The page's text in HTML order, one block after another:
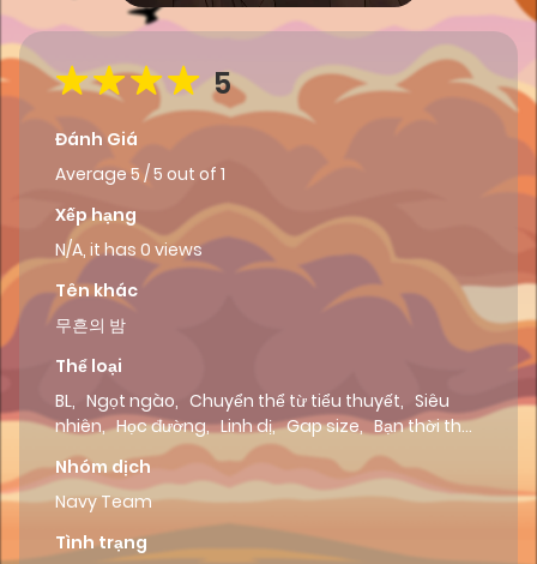
5
Đánh Giá
Average 5 /5 out of 1
Xếp hạng
N/A, it has 0 views
Tên khác
무흔의 밤
Thể loại
BL, Ngọt ngào, Chuyển thể từ tiểu thuyết, Siêu
nhiên, Học đường, Linh dị, Gap size, Bạn thời thơ
ấu, Manhwa, niên thượng
Nhóm dịch
Navy Team
Tình trạng